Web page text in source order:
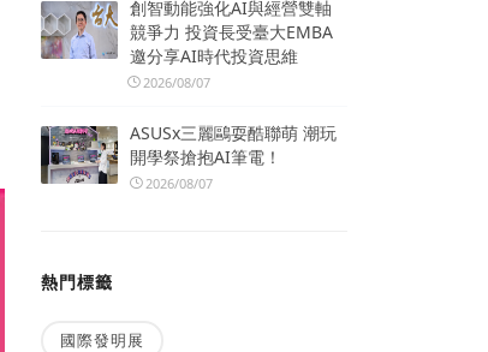
創智動能強化AI與經營雙軸
競爭力 投資長受臺大EMBA
邀分享AI時代投資思維
2026/08/07
ASUSx三麗鷗耍酷聯萌 潮玩
開學祭搶抱AI筆電！
2026/08/07
熱門標籤
國際發明展